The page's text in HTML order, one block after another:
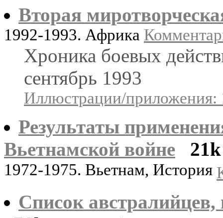
Вторая
1992-1993. Африка
Хроника боевых
сентябрь 1993
Иллюстрации/приложения:
Результаты
Вьетнамской войне
21k
1972-1975. Вьетнам, История
Список